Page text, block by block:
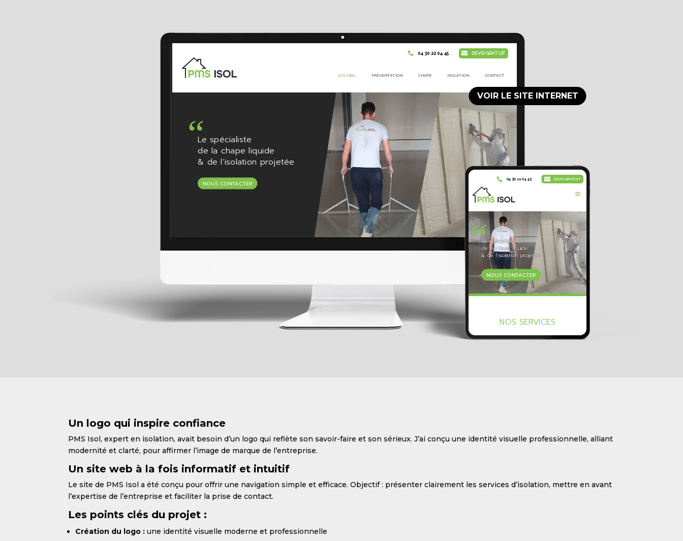
VOIR LE SITE INTERNET
Un logo qui inspire confiance
PMS Isol, expert en isolation, avait besoin d’un logo qui reflète son savoir-faire et son sérieux. J’ai conçu une identité visuelle professionnelle, alliant
modernité et clarté, pour affirmer l’image de marque de l’entreprise.
Un site web à la fois informatif et intuitif
Le site de PMS Isol a été conçu pour offrir une navigation simple et efficace. Objectif : présenter clairement les services d’isolation, mettre en avant
l’expertise de l’entreprise et faciliter la prise de contact.
Les points clés du projet :
Création du logo : une identité visuelle moderne et professionnelle